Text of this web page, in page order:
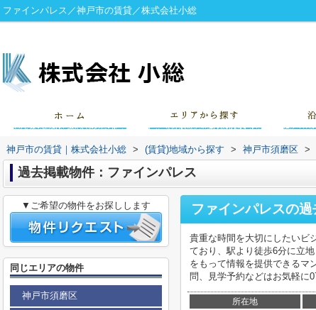
ファインパレス／神戸市の賃貸／株式会社小総
神戸市の賃貸｜株式会社小総 > (賃貸)地域から探す > 神戸市須磨区 >
過去掲載物件：ファインパレス
ファインパレスの過
貴重な時間を大切にしたいビ
ており、駅より徒歩6分に立
をもって情報を提供できる
問、見学予約などはお気軽に
所在地
▼ご希望の物件をお探しします
同じエリアの物件
神戸市須磨区